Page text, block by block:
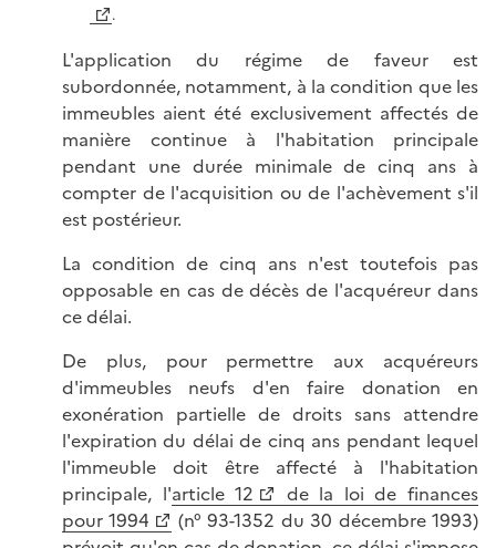
.
L'application du régime de faveur est
subordonnée, notamment, à la condition que les
immeubles aient été exclusivement affectés de
manière continue à l'habitation principale
pendant une durée minimale de cinq ans à
compter de l'acquisition ou de l'achèvement s'il
est postérieur.
La condition de cinq ans n'est toutefois pas
opposable en cas de décès de l'acquéreur dans
ce délai.
De plus, pour permettre aux acquéreurs
d'immeubles neufs d'en faire donation en
exonération partielle de droits sans attendre
l'expiration du délai de cinq ans pendant lequel
l'immeuble doit être affecté à l'habitation
principale, l'article 12
de la loi de finances
pour 1994
(n° 93-1352 du 30 décembre 1993)